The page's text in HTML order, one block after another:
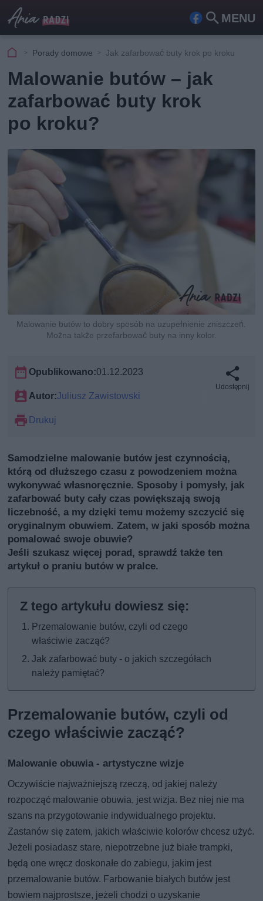
MENU
Fa
ook
Szu
kaj
Porady domowe Jak zafarbować buty krok po kroku
Malowanie butów – jak
zafarbować buty krok
po kroku?
Malowanie butów to dobry sposób na uzupełnienie zniszczeń.
Można także przefarbować buty na inny kolor.
Opublikowano:01.12.2023
Autor:Juliusz Zawistowski
Drukuj
Udostępnij
Samodzielne malowanie butów jest czynnością,
którą od dłuższego czasu z powodzeniem można
wykonywać własnoręcznie. Sposoby i pomysły, jak
zafarbować buty cały czas powiększają swoją
liczebność, a my dzięki temu możemy szczycić się
oryginalnym obuwiem. Zatem, w jaki sposób można
pomalować swoje obuwie?
Jeśli szukasz więcej porad, sprawdź takżeten
artykuł o praniu butów w pralce.
Przemalowanie butów, czyli od czego
właściwie zacząć?
Jak zafarbować buty - o jakich szczegółach
należy pamiętać?
Przemalowanie butów, czyli od
czego właściwie zacząć?
Malowanie obuwia - artystyczne wizje
Oczywiście najważniejszą rzeczą, od jakiej należy
rozpocząć malowanie obuwia, jest wizja. Bez niej nie ma
szans na przygotowanie indywidualnego projektu.
Zastanów się zatem, jakich właściwie kolorów chcesz użyć.
Jeżeli posiadasz stare, niepotrzebne już białe trampki,
będą one wręcz doskonałe do zabiegu, jakim jest
przemalowanie butów. Farbowanie białych butów jest
bowiem najprostsze, jeżeli chodzi o uzyskanie